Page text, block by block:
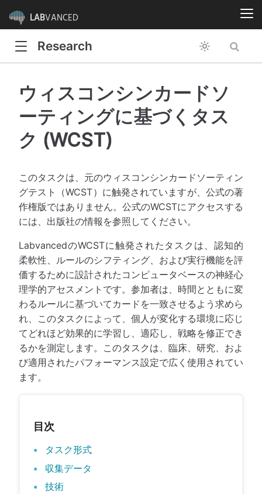
LABVANCED
Research
ウィスコンシンカードソ
ーティングに基づくタス
ク (WCST)
このタスクは、元のウィスコンシンカードソーティン
グテスト（WCST）に触発されていますが、公式の著
作権版ではありません。公式のWCSTにアクセスする
には、出版社の情報を参照してください。
LabvancedのWCSTに触発されたタスクは、認知的
柔軟性、ルールのシフティング、および実行機能を評
価するために設計されたコンピュータベースの神経心
理学的アセスメントです。参加者は、時間とともに変
わるルールに基づいてカードを一致させるよう求めら
れ、このタスクによって、個人が変化する環境に応じ
てどれほど効果的に学習し、適応し、戦略を修正でき
るかを測定します。このタスクは、臨床、研究、およ
び適用されたパフォーマンス設定で広く使用されてい
ます。
目次
タスク形式
収集データ
技術